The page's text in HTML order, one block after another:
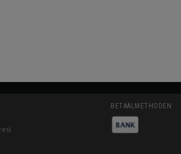
BETAALMETHODEN